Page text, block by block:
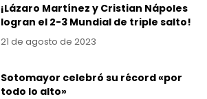
¡Lázaro Martínez y Cristian Nápoles
logran el 2-3 Mundial de triple salto!
21 de agosto de 2023
Sotomayor celebró su récord «por
todo lo alto»